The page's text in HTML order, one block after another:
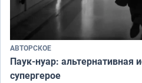
АВТОРСКОЕ
Паук-нуар: альтернативная
супергерое